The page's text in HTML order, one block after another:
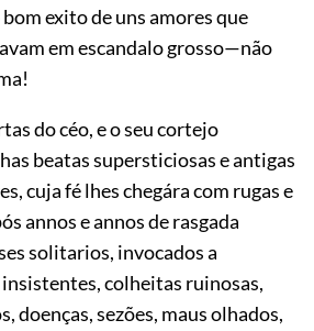
exito de uns amores que
em escandalo grosso—não
do céo, e o seu cortejo
beatas supersticiosas e antigas
cuja fé lhes chegára com rugas e
annos e annos de rasgada
solitarios, invocados a
colheitas ruinosas,
doenças, sezões, maus olhados,